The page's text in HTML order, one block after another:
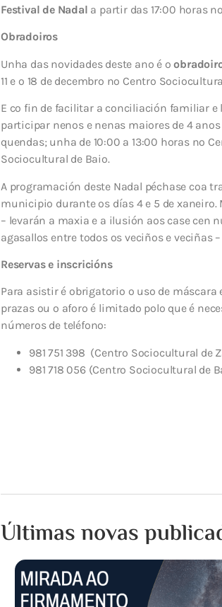
Festival de Nadal a partir das 17:00 horas
Obradoiros
Unha das novidades deste ano é o
11 e o 18 de decembro no Centro
E co fin de facilitar a conciliación familiar e
participar nenos e nenas maiores de 4
quendas; unha de 10:00 a 13:00 horas no
Sociocultural de Baio.
A programación deste Nadal péchase coa
municipio durante os días 4 e 5 de xaneiro.
– levarán a maxia e a ilusión aos case cen
agasallos entre todos os veciños e veciñas
Reservas e inscricións
Para asistir é obrigatorio o uso de
prazas ou o aforo é limitado polo que é
números de teléfono:
981 751 398 (Centro Sociocultural de
981 718 056 (Centro Sociocultural de
Últimas novas